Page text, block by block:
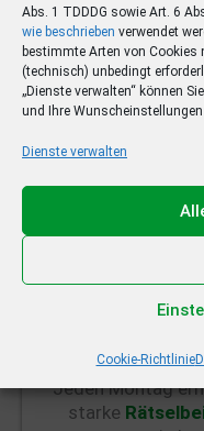
Abs. 1 TDDDG sowie Art. 6
wie beschrieben verwendet
bestimmte Arten von
(technisch) unbedingt
„Dienste verwalten“ können
und Ihre
Dienste verwalten
Cookie-Richtlinie
Jeden Montag
starke